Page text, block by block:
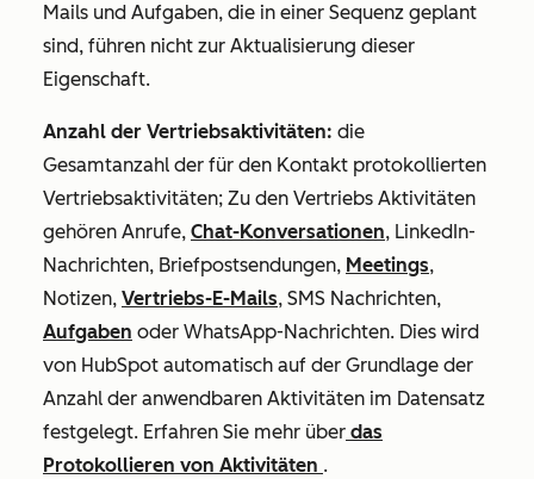
Mails und Aufgaben, die in einer Sequenz geplant
sind, führen nicht zur Aktualisierung dieser
Eigenschaft.
Anzahl der Vertriebsaktivitäten: die
Gesamtanzahl der für den Kontakt protokollierten
Vertriebsaktivitäten; Zu den Vertriebs Aktivitäten
gehören Anrufe, Chat-Konversationen, LinkedIn-
Nachrichten, Briefpostsendungen, Meetings,
Notizen, Vertriebs-E-Mails, SMS Nachrichten,
Aufgaben oder WhatsApp-Nachrichten. Dies wird
von HubSpot automatisch auf der Grundlage der
Anzahl der anwendbaren Aktivitäten im Datensatz
festgelegt. Erfahren Sie mehr über das
Protokollieren von Aktivitäten .